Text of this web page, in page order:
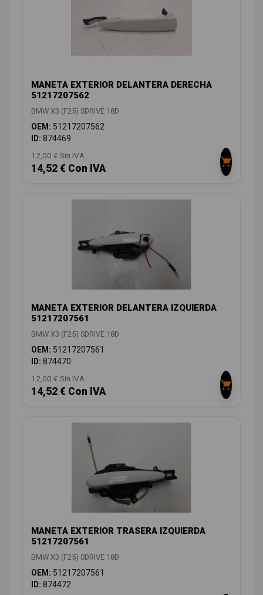
MANETA EXTERIOR DELANTERA DERECHA
51217207562
BMW X3 (F25) SDRIVE 18D
OEM: 51217207562
ID: 874469
12,00 € Sin IVA
14,52 € Con IVA
MANETA EXTERIOR DELANTERA IZQUIERDA
51217207561
BMW X3 (F25) SDRIVE 18D
OEM: 51217207561
ID: 874470
12,00 € Sin IVA
14,52 € Con IVA
MANETA EXTERIOR TRASERA IZQUIERDA
51217207561
BMW X3 (F25) SDRIVE 18D
OEM: 51217207561
ID: 874472